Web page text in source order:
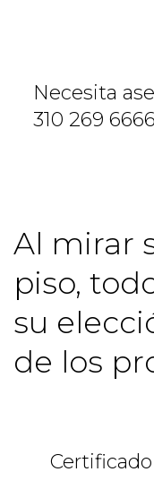
Necesita
310 269 6666
Al mirar
piso,
su
de los